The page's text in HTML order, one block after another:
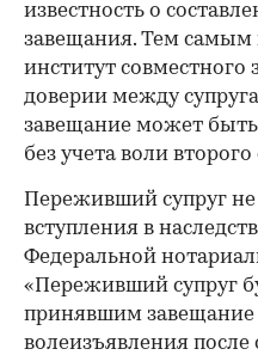
известность о
завещания. Тем самым
институт совместного
доверии между
завещание может
без учета воли второго
Переживший супруг не
вступления в
Федеральной
«Переживший супруг
принявшим завещание
волеизъявления после